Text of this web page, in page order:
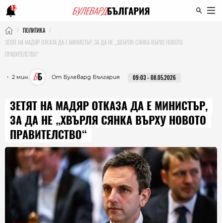
12
ПОЛИТИКА
ЗЕТЯТ НА МАДЯР ОТКАЗА ДА Е МИНИСТЪР, ЗА ДА НЕ „ХВЪРЛЯ СЯНКА ВЪРХУ НОВОТО
ПРАВИТЕЛСТВО“
・ 2 мин. От Булевард България 09:03 - 08.05.2026
ЗЕТЯТ НА МАДЯР ОТКАЗА ДА Е МИНИСТЪР,
ЗА ДА НЕ „ХВЪРЛЯ СЯНКА ВЪРХУ НОВОТО
ПРАВИТЕЛСТВО“